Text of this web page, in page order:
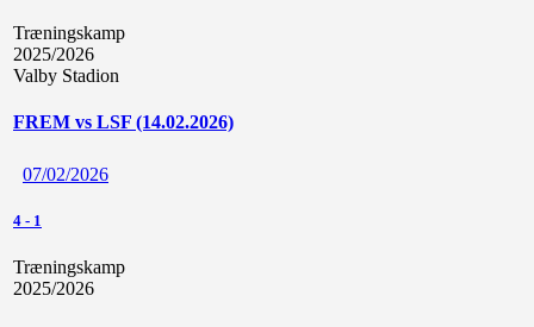
Træningskamp
2025/2026
Valby Stadion
FREM vs LSF (14.02.2026)
07/02/2026
4 - 1
Træningskamp
2025/2026